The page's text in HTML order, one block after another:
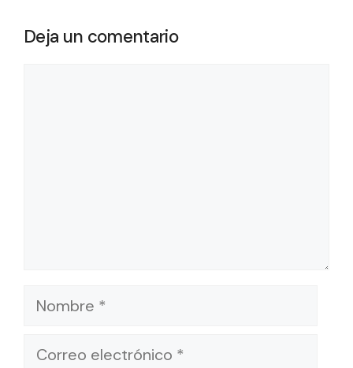
Deja un comentario
Nombre
Correo